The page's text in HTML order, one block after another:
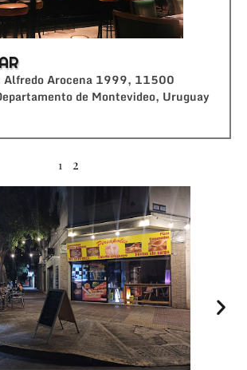
Alfredo Arocena 1999, 11500
de Montevideo, Uruguay
1 2